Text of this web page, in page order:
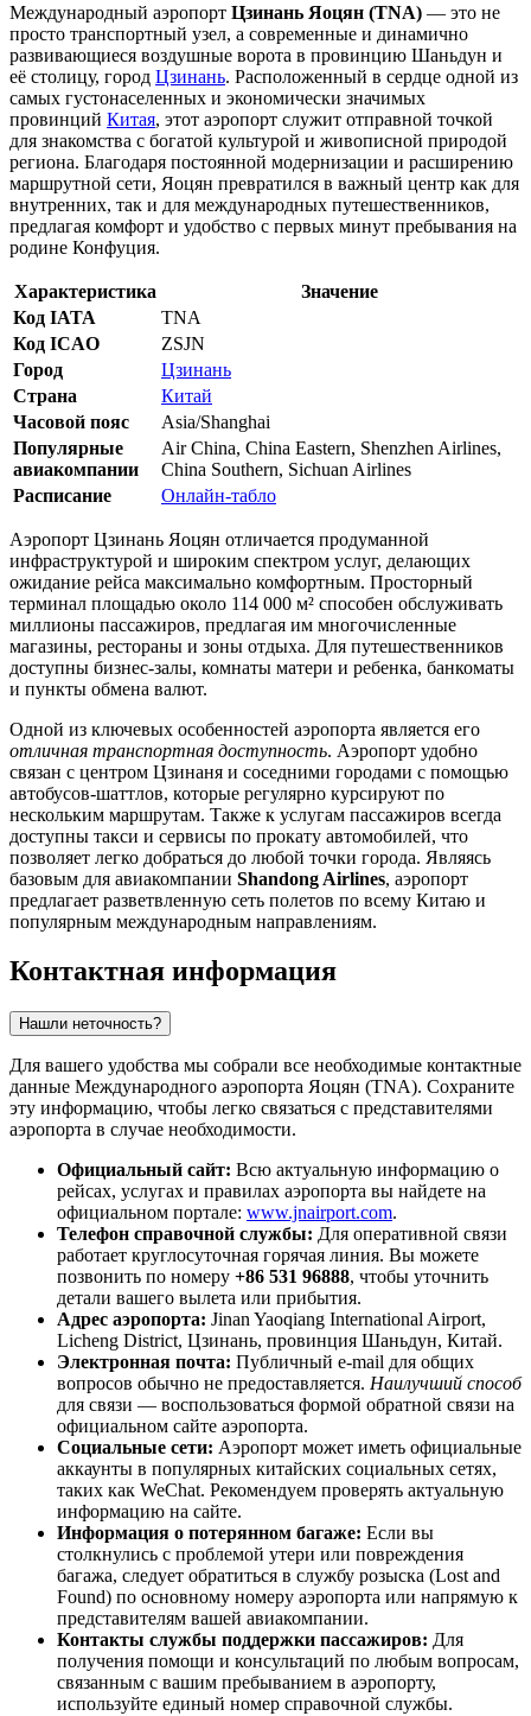
Международный аэропорт Цзинань Яоцян (TNA) — это не
просто транспортный узел, а современные и динамично
развивающиеся воздушные ворота в провинцию Шаньдун и
её столицу, город Цзинань. Расположенный в сердце одной из
самых густонаселенных и экономически значимых
провинций Китая, этот аэропорт служит отправной точкой
для знакомства с богатой культурой и живописной природой
региона. Благодаря постоянной модернизации и расширению
маршрутной сети, Яоцян превратился в важный центр как для
внутренних, так и для международных путешественников,
предлагая комфорт и удобство с первых минут пребывания на
родине Конфуция.
Характеристика
Значение
Код IATA
TNA
Код ICAO
ZSJN
Город
Цзинань
Страна
Китай
Часовой пояс
Asia/Shanghai
Популярные
авиакомпании
Air China, China Eastern, Shenzhen Airlines,
China Southern, Sichuan Airlines
Расписание
Онлайн-табло
Аэропорт Цзинань Яоцян отличается продуманной
инфраструктурой и широким спектром услуг, делающих
ожидание рейса максимально комфортным. Просторный
терминал площадью около 114 000 м² способен обслуживать
миллионы пассажиров, предлагая им многочисленные
магазины, рестораны и зоны отдыха. Для путешественников
доступны бизнес-залы, комнаты матери и ребенка, банкоматы
и пункты обмена валют.
Одной из ключевых особенностей аэропорта является его
отличная транспортная доступность. Аэропорт удобно
связан с центром Цзинаня и соседними городами с помощью
автобусов-шаттлов, которые регулярно курсируют по
нескольким маршрутам. Также к услугам пассажиров всегда
доступны такси и сервисы по прокату автомобилей, что
позволяет легко добраться до любой точки города. Являясь
базовым для авиакомпании Shandong Airlines, аэропорт
предлагает разветвленную сеть полетов по всему Китаю и
популярным международным направлениям.
Контактная информация
Нашли неточность?
Для вашего удобства мы собрали все необходимые контактные
данные Международного аэропорта Яоцян (TNA). Сохраните
эту информацию, чтобы легко связаться с представителями
аэропорта в случае необходимости.
Официальный сайт: Всю актуальную информацию о
рейсах, услугах и правилах аэропорта вы найдете на
официальном портале: www.jnairport.com.
Телефон справочной службы: Для оперативной связи
работает круглосуточная горячая линия. Вы можете
позвонить по номеру +86 531 96888, чтобы уточнить
детали вашего вылета или прибытия.
Адрес аэропорта: Jinan Yaoqiang International Airport,
Licheng District, Цзинань, провинция Шаньдун, Китай.
Электронная почта: Публичный e-mail для общих
вопросов обычно не предоставляется. Наилучший способ
для связи — воспользоваться формой обратной связи на
официальном сайте аэропорта.
Социальные сети: Аэропорт может иметь официальные
аккаунты в популярных китайских социальных сетях,
таких как WeChat. Рекомендуем проверять актуальную
информацию на сайте.
Информация о потерянном багаже: Если вы
столкнулись с проблемой утери или повреждения
багажа, следует обратиться в службу розыска (Lost and
Found) по основному номеру аэропорта или напрямую к
представителям вашей авиакомпании.
Контакты службы поддержки пассажиров: Для
получения помощи и консультаций по любым вопросам,
связанным с вашим пребыванием в аэропорту,
используйте единый номер справочной службы.